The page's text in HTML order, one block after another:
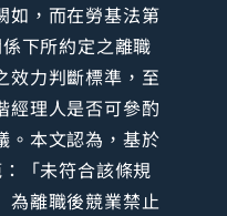
如，而在勞基法第
下所約定之離職
效力判斷標準，至
經理人是否可參酌
。本文認為，基於
「未符合該條規
為離職後競業禁止